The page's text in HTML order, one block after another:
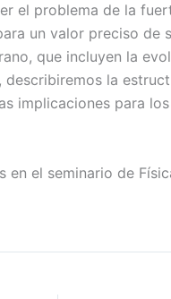
el problema de la
un valor preciso de
que incluyen la
la
implicaciones para
en el seminario de